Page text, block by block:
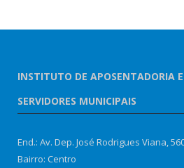
INSTITUTO DE APOSENTADORIA E
SERVIDORES MUNICIPAIS
End.: Av. Dep. José Rodrigues Viana,
Bairro: Centro